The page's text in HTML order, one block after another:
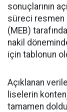
sonuçlarının
süreci resmen
(MEB)
nakil
için tablonun
Açıklanan
liselerin
tamamen